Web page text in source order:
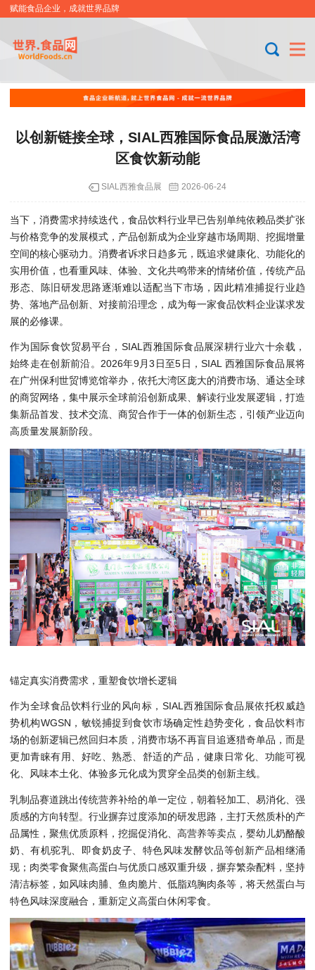
赋能食品企业，成就世界品牌
以创新链接全球，SIAL西雅国际食品展激活湾
区食饮新动能
SIAL西雅食品展 2026-06-24
当下，消费需求持续迭代，食品饮料行业早已告别单纯依赖品类扩张
与价格竞争的发展模式，产品创新成为企业穿越市场周期、挖掘增量
空间的核心驱动力。消费者诉求日趋多元，既追求健康化、功能化的
实用价值，也看重风味、体验、文化共鸣带来的情绪价值，传统产品
形态、陈旧研发思路逐渐难以适配当下市场，因此精准捕捉行业趋
势、落地产品创新、对接前沿理念，成为每一家食品饮料企业谋求发
展的必修课。
作为国际食饮贸易平台，SIAL西雅国际食品展深耕行业六十余载，
始终走在创新前沿。2026年9月3日至5日，SIAL 西雅国际食品展将
在广州保利世贸博览馆举办，依托大湾区庞大的消费市场、通达全球
的商贸网络，集中展示全球前沿创新成果、解读行业发展逻辑，打造
集新品首发、技术交流、商贸合作于一体的创新生态，引领产业迈向
高质量发展新阶段。
锚定真实消费需求，重塑食饮增长逻辑
作为全球食品饮料行业的风向标，SIAL西雅国际食品展依托权威趋
势机构WGSN，敏锐捕捉到食饮市场确定性趋势变化，食品饮料市
场的创新逻辑已然回归本质，消费市场不再盲目追逐猎奇单品，而是
更加青睐有用、好吃、熟悉、舒适的产品，健康日常化、功能可视
化、风味本土化、体验多元化成为贯穿全品类的创新主线。
乳制品赛道跳出传统营养补给的单一定位，朝着轻加工、易消化、强
质感的方向转型。行业摒弃过度添加的研发思路，主打天然质朴的产
品属性，聚焦优质原料，挖掘促消化、高营养等卖点，婴幼儿奶酪酸
奶、有机驼乳、即食奶皮子、特色风味发酵饮品等创新产品相继涌
现；肉类零食聚焦高蛋白与优质口感双重升级，摒弃繁杂配料，坚持
清洁标签，如风味肉脯、鱼肉脆片、低脂鸡胸肉条等，将天然蛋白与
特色风味深度融合，重新定义高蛋白休闲零食。